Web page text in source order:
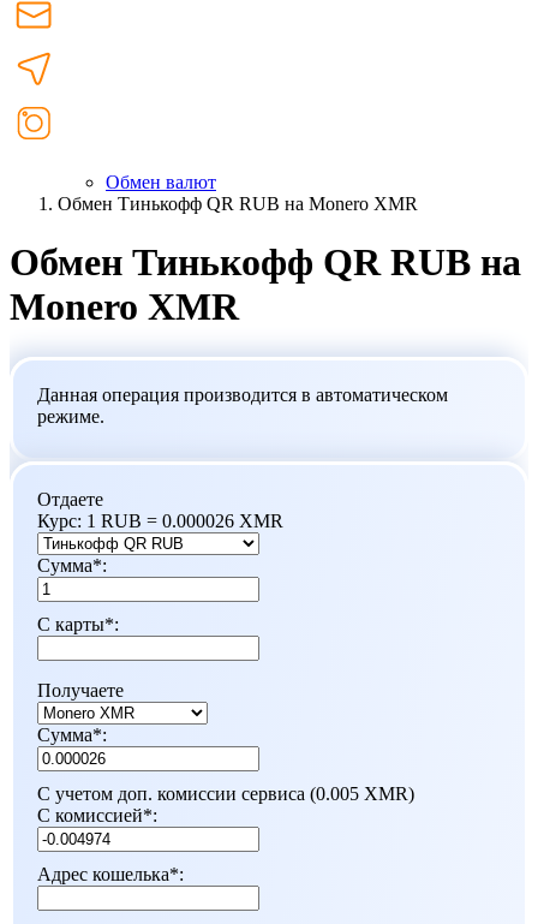
Обмен валют
Обмен Тинькофф QR RUB на Monero XMR
Обмен Тинькофф QR RUB на
Monero XMR
Данная операция производится в автоматическом
режиме.
Отдаете
Курс: 1 RUB = 0.000026 XMR
Сумма*:
С карты*:
Получаете
Сумма*:
С учетом доп. комиссии сервиса (0.005 XMR)
С комиссией*:
Адрес кошелька*: